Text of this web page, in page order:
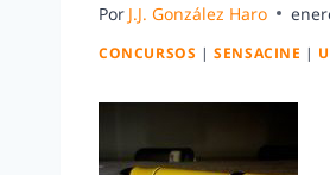
Por J.J. González Haro
CONCURSOS |SENSACINE |